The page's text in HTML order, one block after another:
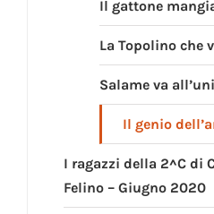
Il gattone
La Topolino che
Salame va
Il genio
I ragazzi della 2^C di
Felino – Giugno 2020